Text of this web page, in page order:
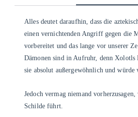
Alles deutet daraufhin, dass die
einen vernichtenden Angriff gegen die
vorbereitet und das lange vor unserer
Dämonen sind in Aufruhr, denn Xolotls
sie absolut außergewöhnlich und würde
Jedoch vermag niemand vorherzusagen,
Schilde führt.